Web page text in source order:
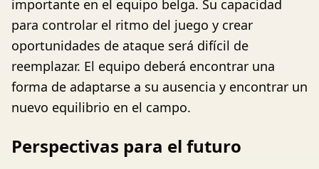
importante en el equipo belga. Su capacidad
para controlar el ritmo del juego y crear
oportunidades de ataque será difícil de
reemplazar. El equipo deberá encontrar una
forma de adaptarse a su ausencia y encontrar un
nuevo equilibrio en el campo.
Perspectivas para el futuro